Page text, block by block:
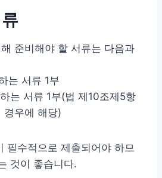
준비해야 할 서류는 다음과
는 서류 1부
는 서류 1부(법 제10조제5항
경우에 해당)
필수적으로 제출되어야 하므
것이 좋습니다.